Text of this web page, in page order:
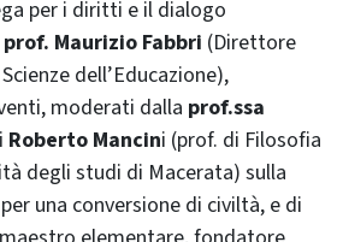
per i diritti e il dialogo
prof. Maurizio Fabbri (Direttore
dell’Educazione),
moderati dalla prof.ssa
Roberto Mancini (prof. di Filosofia
degli studi di Macerata) sulla
una conversione di civiltà, e di